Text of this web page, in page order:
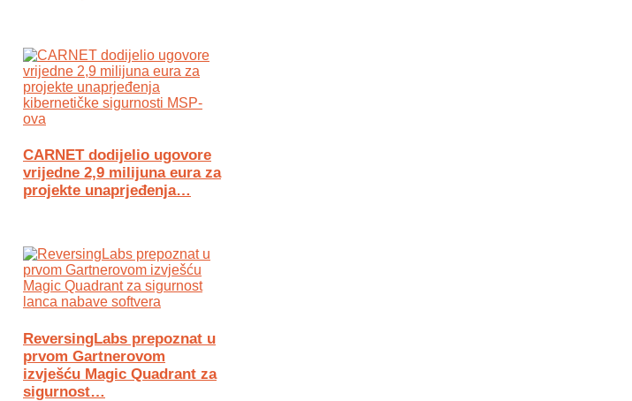
CARNET dodijelio ugovore
vrijedne 2,9 milijuna eura za
projekte unaprjeđenja…
ReversingLabs prepoznat u
prvom Gartnerovom
izvješću Magic Quadrant za
sigurnost…